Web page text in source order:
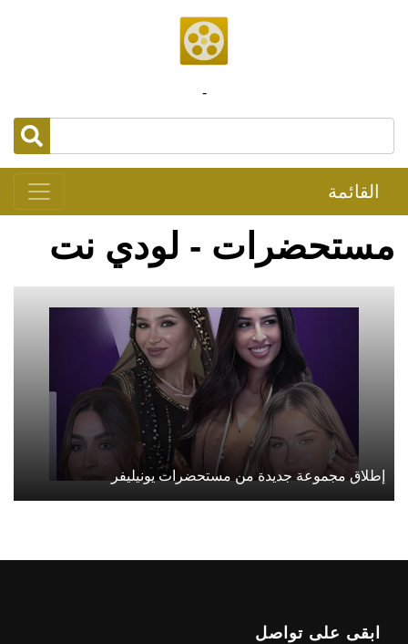
-
القائمة
مستحضرات - لودي نت
إطلاق مجموعة جديدة من مستحضرات يونيليفر
ابقى على تواصل